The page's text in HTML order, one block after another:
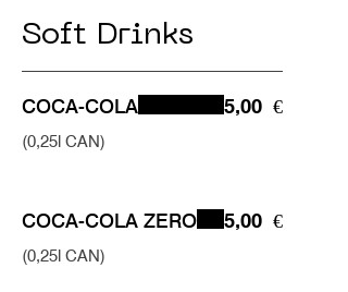
Soft Drinks
COCA-COLA
(0,25l CAN)
5,00 €
COCA-COLA ZERO
(0,25l CAN)
5,00 €